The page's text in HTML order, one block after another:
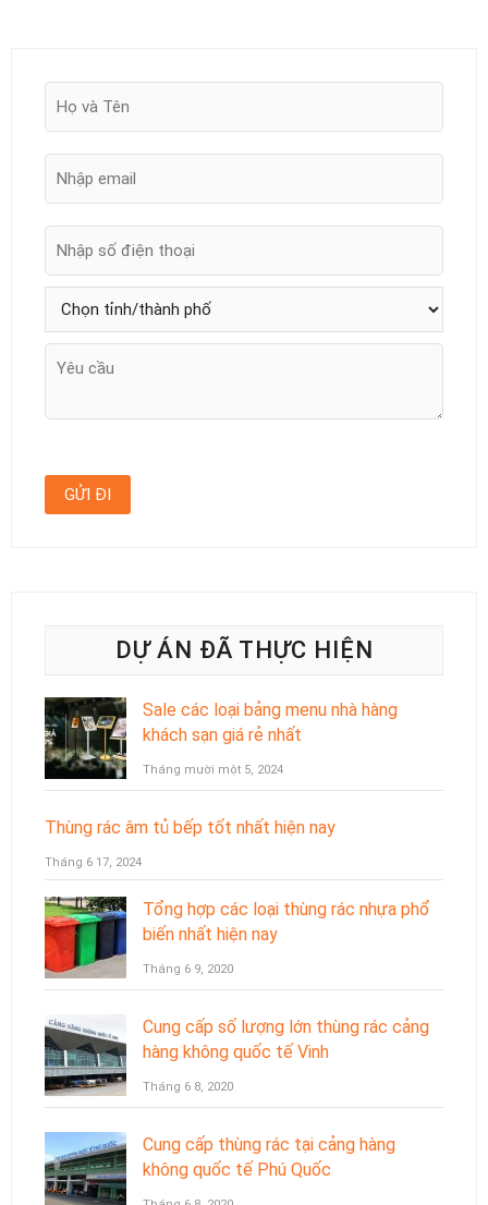
DỰ ÁN ĐÃ THỰC HIỆN
Sale các loại bảng menu nhà hàng
khách sạn giá rẻ nhất
Tháng mười một 5, 2024
Thùng rác âm tủ bếp tốt nhất hiện nay
Tháng 6 17, 2024
Tổng hợp các loại thùng rác nhựa phổ
biến nhất hiện nay
Tháng 6 9, 2020
Cung cấp số lượng lớn thùng rác cảng
hàng không quốc tế Vinh
Tháng 6 8, 2020
Cung cấp thùng rác tại cảng hàng
không quốc tế Phú Quốc